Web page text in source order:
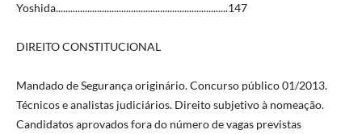
Yoshida.......................................................................147
DIREITO CONSTITUCIONAL
Mandado de Segurança originário. Concurso público 01/2013.
Técnicos e analistas judiciários. Direito subjetivo à nomeação.
Candidatos aprovados fora do número de vagas previstas